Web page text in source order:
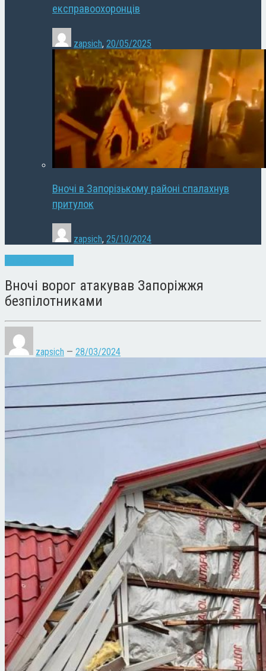
експравоохоронців
zapsich, 20/05/2025
Вночі в Запорізькому районі спалахнув
притулок
zapsich, 25/10/2024
Вночі ворог атакував Запоріжжя
безпілотниками
zapsich — 28/03/2024